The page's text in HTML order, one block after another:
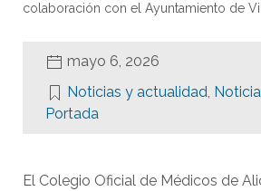
colaboración con el Ayuntamiento de
mayo 6, 2026
Noticias y actualidad,
Portada
El Colegio Oficial de Médicos de